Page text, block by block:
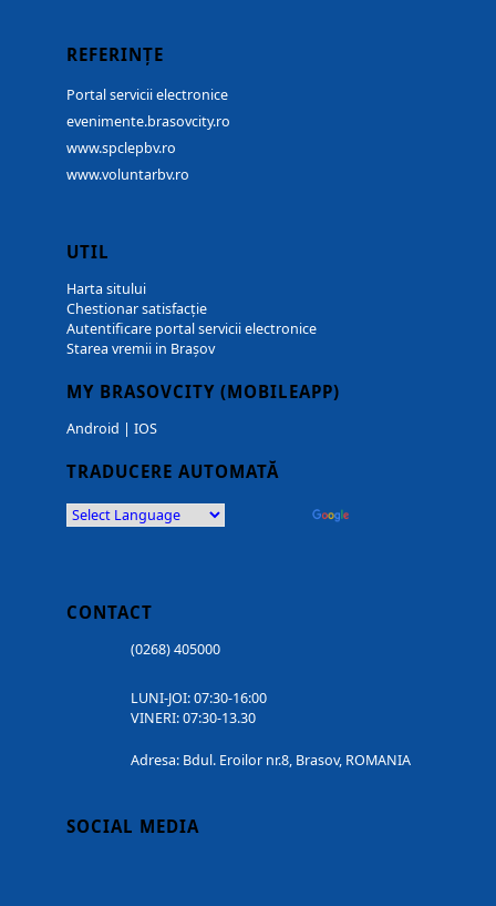
REFERINȚE
Portal servicii electronice
evenimente.brasovcity.ro
www.spclepbv.ro
www.voluntarbv.ro
UTIL
Harta sitului
Chestionar satisfacție
Autentificare portal servicii electronice
Starea vremii in Brașov
MY BRASOVCITY (MOBILEAPP)
Android | IOS
TRADUCERE AUTOMATĂ
CONTACT
(0268) 405000
LUNI-JOI: 07:30-16:00
VINERI: 07:30-13.30
Adresa: Bdul. Eroilor nr.8, Brasov, ROMANIA
SOCIAL MEDIA